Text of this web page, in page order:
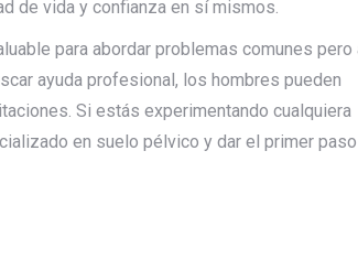
de vida y confianza en sí mismos.
para abordar problemas comunes pero
ayuda profesional, los hombres pueden
Si estás experimentando cualquiera
en suelo pélvico y dar el primer paso